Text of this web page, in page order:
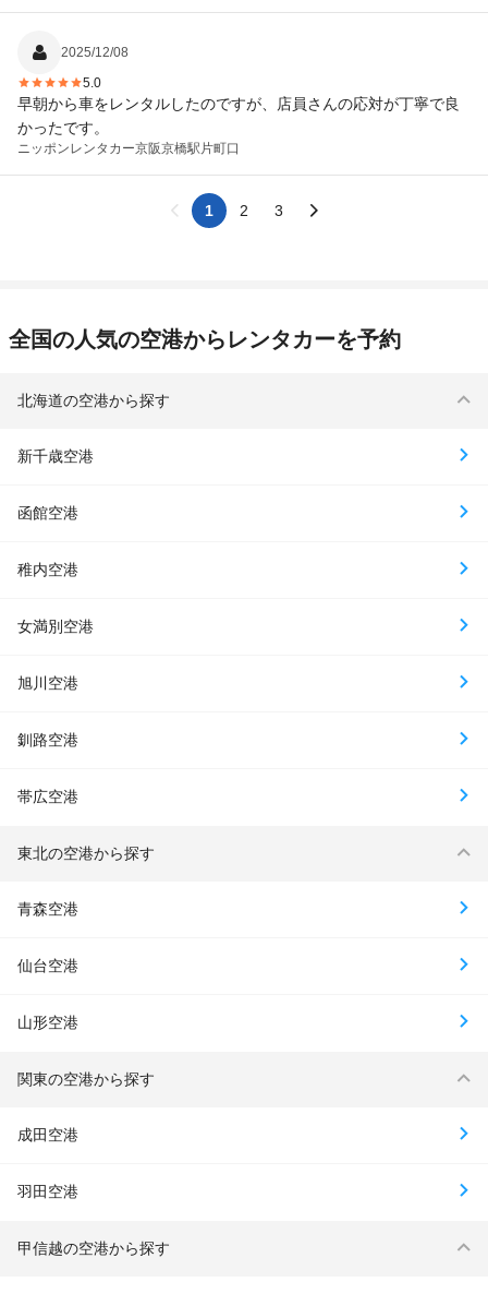
2025/12/08
5.0
早朝から車をレンタルしたのですが、店員さんの応対が丁寧で良
かったです。
ニッポンレンタカー京阪京橋駅片町口
1 2 3
全国の人気の空港からレンタカーを予約
北海道の空港から探す
新千歳空港
函館空港
稚内空港
女満別空港
旭川空港
釧路空港
帯広空港
東北の空港から探す
青森空港
仙台空港
山形空港
関東の空港から探す
成田空港
羽田空港
甲信越の空港から探す